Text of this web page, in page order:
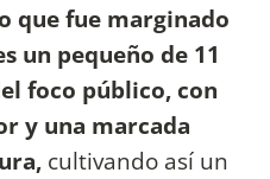
que fue marginado
un pequeño de 11
foco público, con
y una marcada
cultivando así un